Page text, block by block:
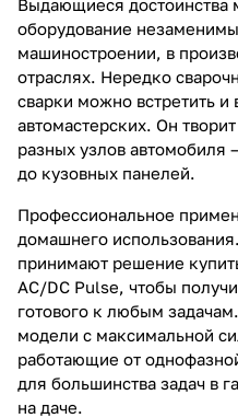
Выдающиеся достоинства
оборудование
машиностроении, в
отраслях. Нередко
сварки можно встретить и
автомастерских. Он
разных узлов автомобиля
до кузовных панелей.
Профессиональное
домашнего
принимают решение
AC/DC Pulse, чтобы
готового к любым
модели с максимальной
работающие от
для большинства задач в
на даче.